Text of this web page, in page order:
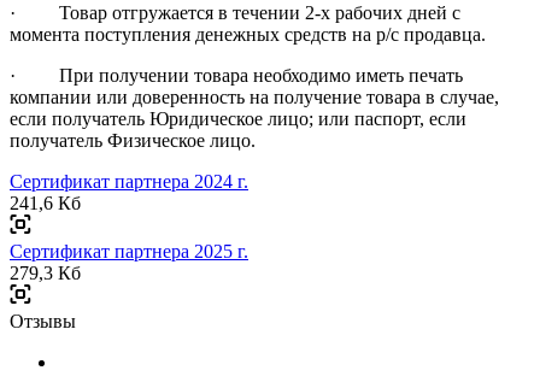
· Товар отгружается в течении 2-х рабочих дней с
момента поступления денежных средств на р/с продавца.
· При получении товара необходимо иметь печать
компании или доверенность на получение товара в случае,
если получатель Юридическое лицо; или паспорт, если
получатель Физическое лицо.
Сертификат партнера 2024 г.
241,6 Кб
Сертификат партнера 2025 г.
279,3 Кб
Отзывы